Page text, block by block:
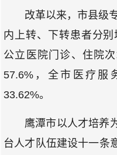
改革以来，市县级
内上转、下转患者分
公立医院门诊、住院
57.6%，全市医疗服
33.62%。
鹰潭市以人才培养
台人才队伍建设十一条